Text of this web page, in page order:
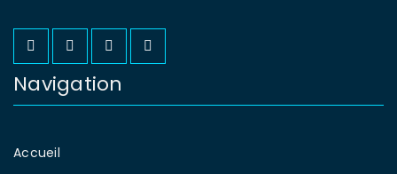
Navigation
Accueil